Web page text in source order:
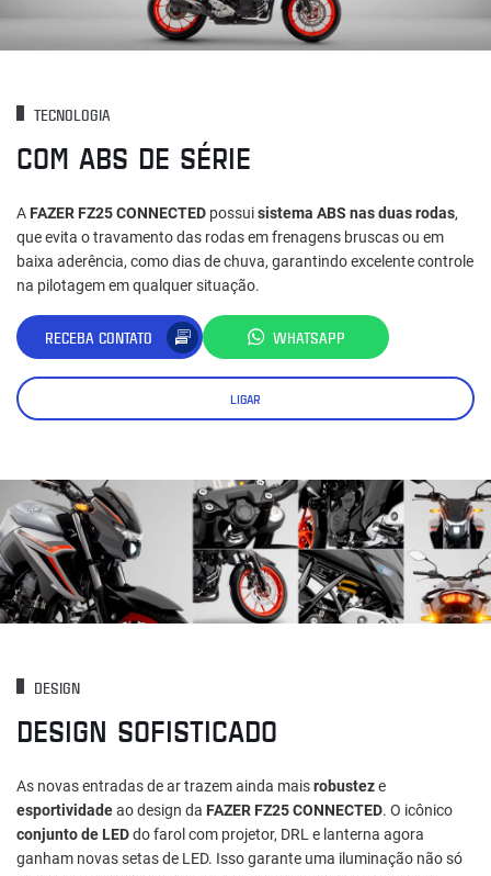
TECNOLOGIA
COM ABS DE SÉRIE
A FAZER FZ25 CONNECTED possuisistema ABS nas duas rodas,
que evita o travamento das rodas em frenagens bruscas ou em
baixa aderência, como dias de chuva, garantindo excelente controle
na pilotagem em qualquer situação.
RECEBA CONTATO WHATSAPP
LIGAR
DESIGN
DESIGN SOFISTICADO
As novas entradas de ar trazem ainda maisrobusteze
esportividadeao design da FAZER FZ25 CONNECTED. O icônico
conjunto de LEDdo farol com projetor, DRL e lanterna agora
ganham novas setas de LED. Isso garante uma iluminação não só